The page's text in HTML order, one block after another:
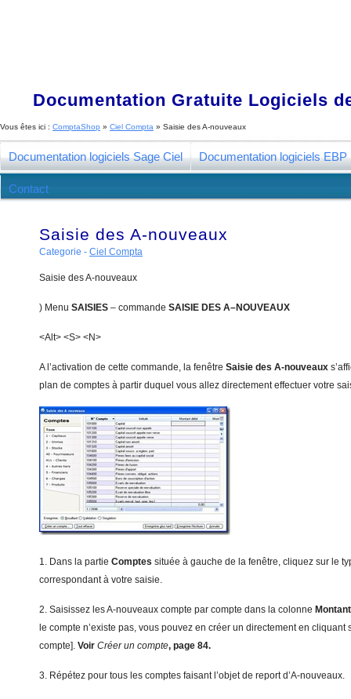
Documentation Gratuite Logiciels
Vous êtes ici : ComptaShop » Ciel Compta » Saisie des A-nouveaux
Documentation logiciels Sage Ciel Documentation logiciels EBP
Contact
Saisie des A-nouveaux
Categorie - Ciel Compta
Saisie des A-nouveaux
) Menu SAISIES – commande SAISIE DES A–NOUVEAUX
<Alt> <S> <N>
A l’activation de cette commande, la fenêtre Saisie des A-nouveaux
plan de comptes à partir duquel vous allez directement effectuer votre
1. Dans la partie Comptes située à gauche de la fenêtre, cliquez sur le
correspondant à votre saisie.
2. Saisissez les A-nouveaux compte par compte dans la colonne Monta
le compte n’existe pas, vous pouvez en créer un directement en cliquant
compte]. Voir Créer un compte, page 84.
3. Répétez pour tous les comptes faisant l’objet de report d’A-nouveaux.